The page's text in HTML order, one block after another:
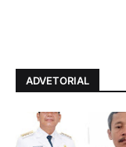
ADVETORIAL